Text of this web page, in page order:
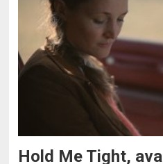
Hold Me Tight,